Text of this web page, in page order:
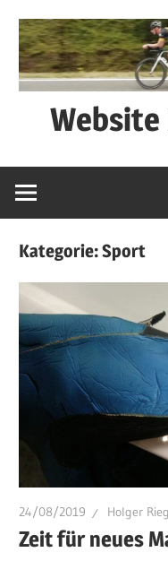
Inhalt
springen
Website
schwätza
Kategorie:Sport
24/08/2019 Holger
Zeit für neues